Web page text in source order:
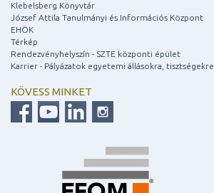
Klebelsberg Könyvtár
József Attila Tanulmányi és Információs Központ
EHÖK
Térkép
Rendezvényhelyszín - SZTE központi épület
Karrier - Pályázatok egyetemi állásokra, tisztségekre
KÖVESS MINKET